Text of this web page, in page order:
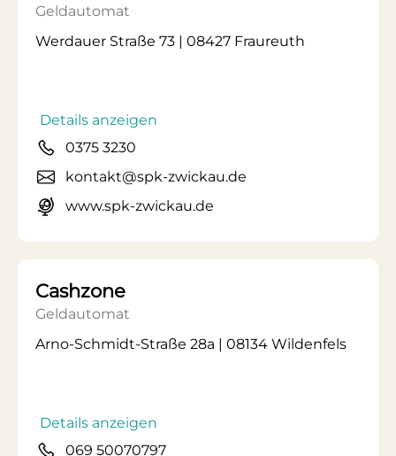
Geldautomat
Werdauer Straße 73 | 08427 Fraureuth
Details anzeigen
0375 3230
kontakt@spk-zwickau.de
www.spk-zwickau.de
Cashzone
Geldautomat
Arno-Schmidt-Straße 28a | 08134 Wildenfels
Details anzeigen
069 50070797